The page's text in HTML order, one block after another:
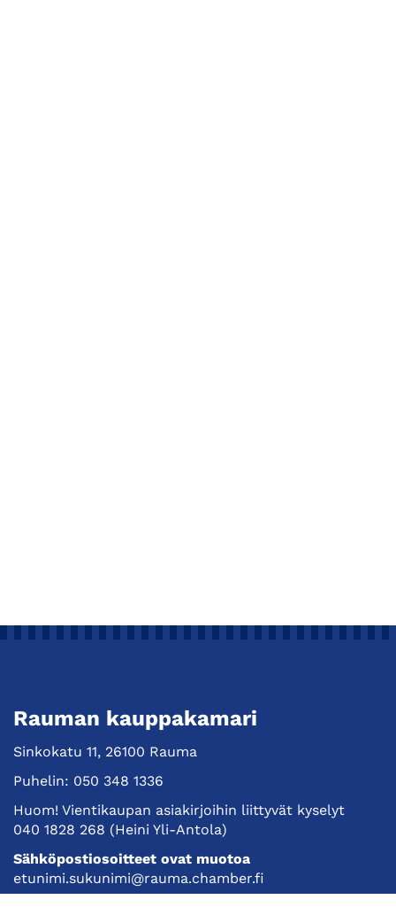
Rauman kauppakamari
Sinkokatu 11, 26100 Rauma
Puhelin: 050 348 1336
Huom! Vientikaupan asiakirjoihin liittyvät kyselyt
040 1828 268 (Heini Yli-Antola)
Sähköpostiosoitteet ovat muotoa
etunimi.sukunimi@rauma.chamber.fi